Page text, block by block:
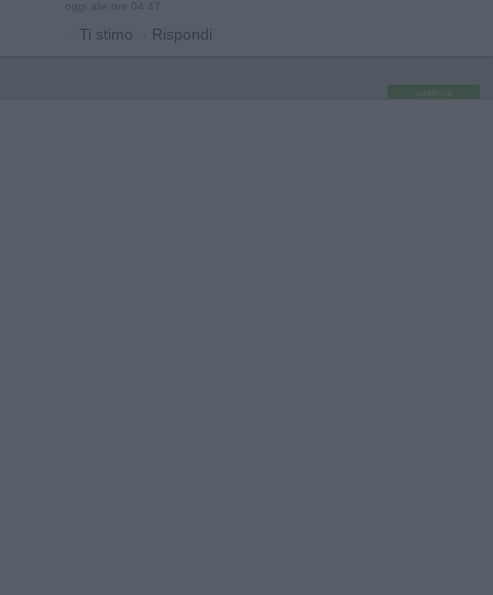
oggi alle ore 04:47
· Ti stimo · Rispondi
pubblicità